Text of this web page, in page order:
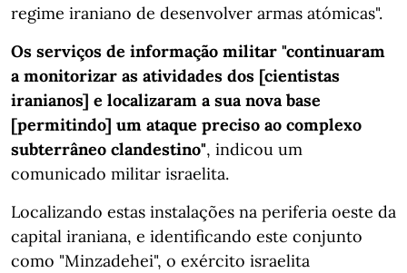
regime iraniano de desenvolver armas atómicas".
Os serviços de informação militar "continuaram
a monitorizar as atividades dos [cientistas
iranianos] e localizaram a sua nova base
[permitindo] um ataque preciso ao complexo
subterrâneo clandestino", indicou um
comunicado militar israelita.
Localizando estas instalações na periferia oeste da
capital iraniana, e identificando este conjunto
como "Minzadehei", o exército israelita